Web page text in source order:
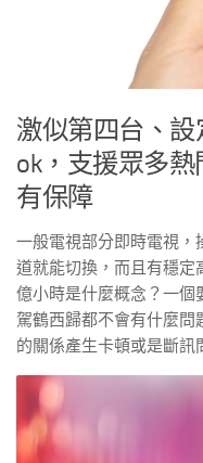
激似第四台、
ok，支援眾多熱
有保障
一般電視部分即時電視，
道就能切換，而且有穩定
億小時是什麼概念？一個
駕鶴西歸都不會有什麼
的關係產生卡頓或是斷訊